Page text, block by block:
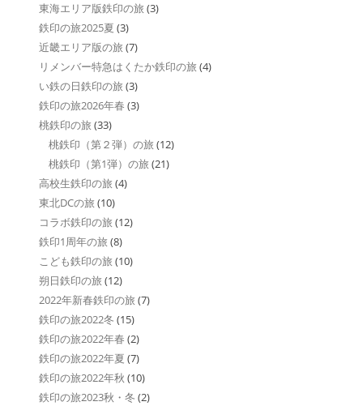
東海エリア版鉄印の旅 (3)
鉄印の旅2025夏 (3)
近畿エリア版の旅 (7)
リメンバー特急はくたか鉄印の旅 (4)
い鉄の日鉄印の旅 (3)
鉄印の旅2026年春 (3)
桃鉄印の旅 (33)
桃鉄印（第２弾）の旅 (12)
桃鉄印（第1弾）の旅 (21)
高校生鉄印の旅 (4)
東北DCの旅 (10)
コラボ鉄印の旅 (12)
鉄印1周年の旅 (8)
こども鉄印の旅 (10)
朔日鉄印の旅 (12)
2022年新春鉄印の旅 (7)
鉄印の旅2022冬 (15)
鉄印の旅2022年春 (2)
鉄印の旅2022年夏 (7)
鉄印の旅2022年秋 (10)
鉄印の旅2023秋・冬 (2)